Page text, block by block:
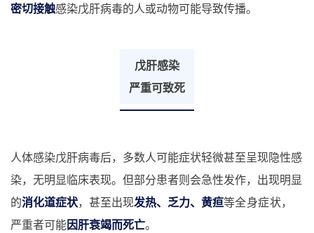
密切接触感染戊肝病毒的人或动物可能导致传播。
戊肝感染
严重可致死
人体感染戊肝病毒后，多数人可能症状轻微甚至呈现隐性感
染，无明显临床表现。但部分患者则会急性发作，出现明显
的消化道症状，甚至出现发热、乏力、黄疸等全身症状，
严重者可能因肝衰竭而死亡。